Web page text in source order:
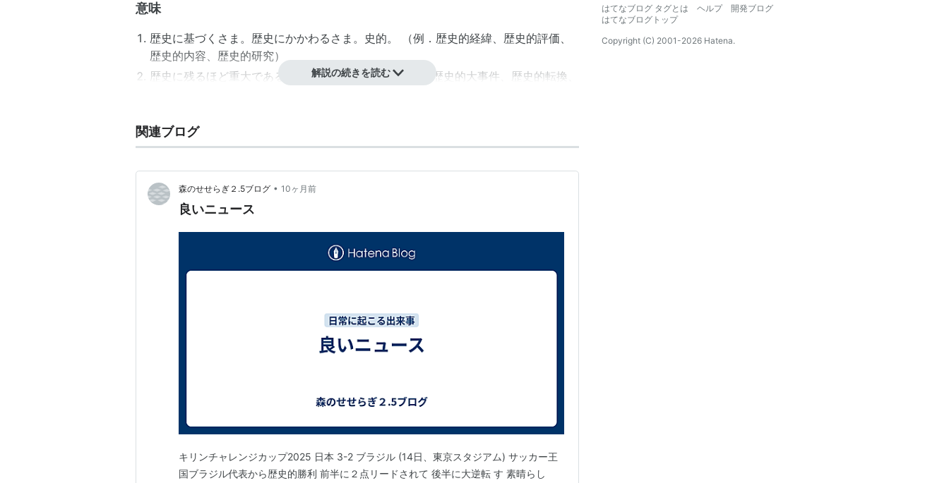
意味
歴史に基づくさま。歴史にかかわるさま。史的。 （例． 歴史的経緯、 歴史的評価、
歴史的内容、歴史的研究）
歴史に残るほど重大であるさま。（例．歴史的建造物
、歴史的大事件、歴史的転換、
俗）
歴史的大敗、歴史的圧勝、 歴史的復讐
歴史解釈、歴史認識
歴史捏造
解説の続きを読む
関連ブログ
森のせせらぎ２.5ブログ • 10ヶ月前
良いニュース
キリンチャレンジカップ2025 日本 3-2 ブラジル (14日、東京スタジアム) サッカー王
国ブラジル代表から歴史的勝利 前半に２点リードされて 後半に大逆転 す 素晴らし
はてなブログ タグとは
ヘルプ
開発ブログ
はてなブログトップ
Copyright (C) 2001-2026 Hatena.